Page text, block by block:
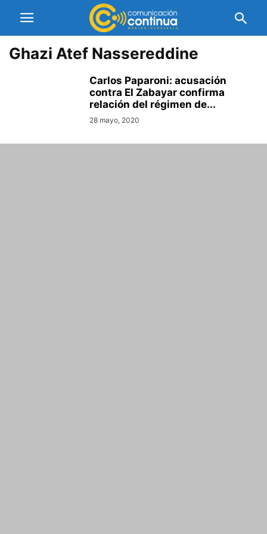
Ghazi Atef Nassereddine
Carlos Paparoni: acusación
contra El Zabayar confirma
relación del régimen de...
28 mayo, 2020